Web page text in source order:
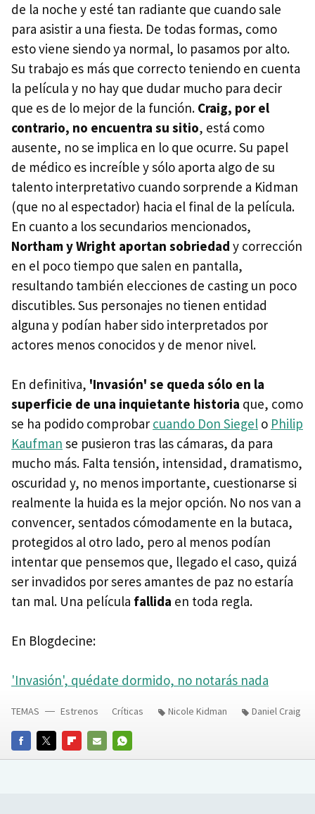
de la noche y esté tan radiante que cuando sale
para asistir a una fiesta. De todas formas, como
esto viene siendo ya normal, lo pasamos por alto.
Su trabajo es más que correcto teniendo en cuenta
la película y no hay que dudar mucho para decir
que es de lo mejor de la función. Craig, por el
contrario, no encuentra su sitio, está como
ausente, no se implica en lo que ocurre. Su papel
de médico es increíble y sólo aporta algo de su
talento interpretativo cuando sorprende a Kidman
(que no al espectador) hacia el final de la película.
En cuanto a los secundarios mencionados,
Northam y Wright aportan sobriedad y corrección
en el poco tiempo que salen en pantalla,
resultando también elecciones de casting un poco
discutibles. Sus personajes no tienen entidad
alguna y podían haber sido interpretados por
actores menos conocidos y de menor nivel.
En definitiva, 'Invasión' se queda sólo en la
superficie de una inquietante historia que, como
se ha podido comprobar cuando Don Siegel o Philip
Kaufman se pusieron tras las cámaras, da para
mucho más. Falta tensión, intensidad, dramatismo,
oscuridad y, no menos importante, cuestionarse si
realmente la huida es la mejor opción. No nos van a
convencer, sentados cómodamente en la butaca,
protegidos al otro lado, pero al menos podían
intentar que pensemos que, llegado el caso, quizá
ser invadidos por seres amantes de paz no estaría
tan mal. Una película fallida en toda regla.
En Blogdecine:
'Invasión', quédate dormido, no notarás nada
FACEBOOKTWITTERFLIPBOARD
E-
WHATSAPP
TEMAS Estrenos Críticas Nicole Kidman Daniel Craig